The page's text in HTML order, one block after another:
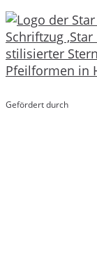
Gefördert durch